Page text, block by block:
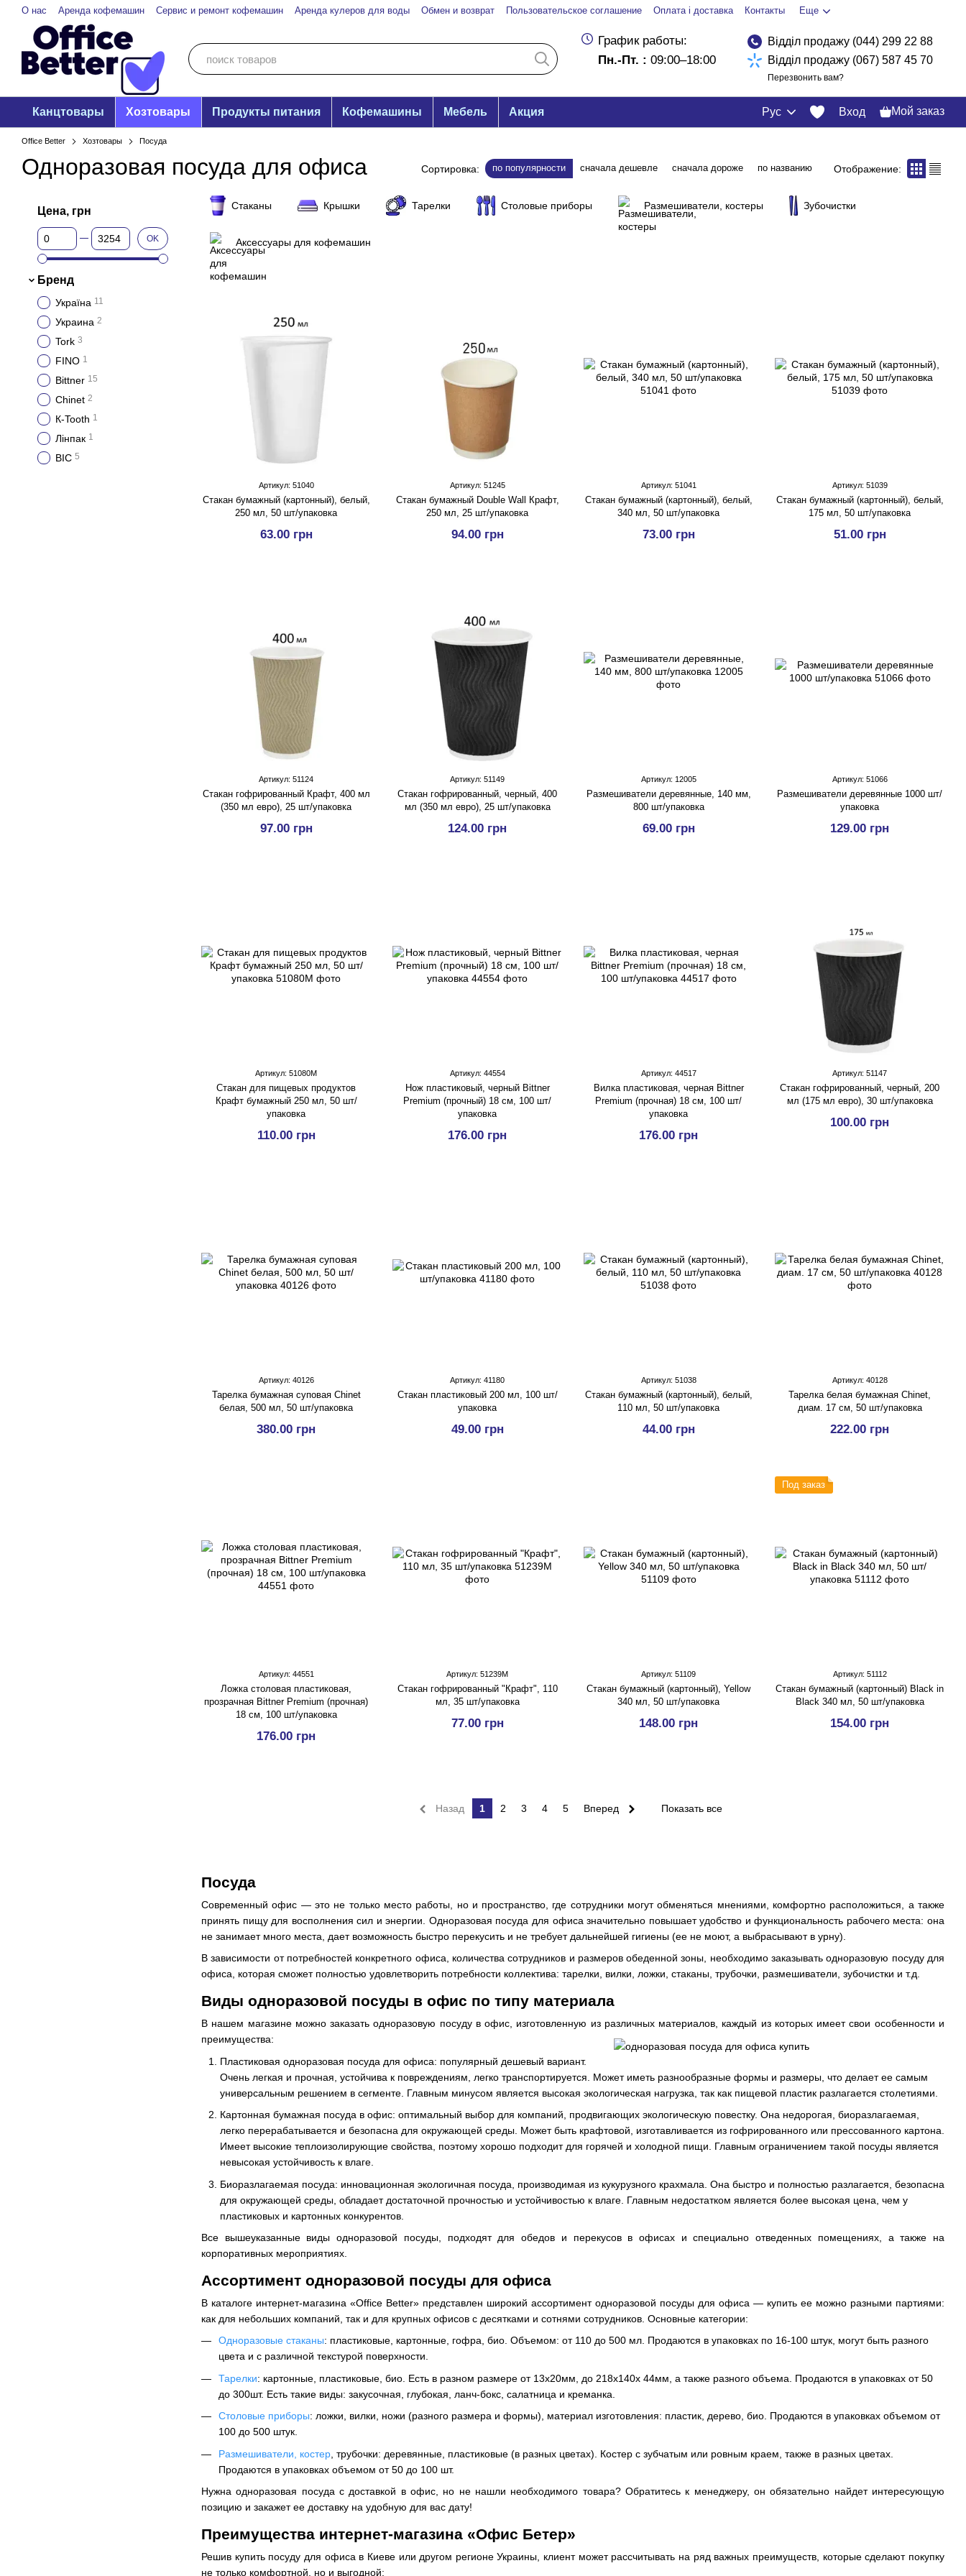
Перейти к основному контенту
О нас Аренда кофемашин Сервис и ремонт кофемашин Аренда кулеров для воды Обмен и возврат Пользовательское соглашение Оплата і доставка Контакты Еще
График работы:
Пн.-Пт. : 09:00–18:00
Відділ продажу (044) 299 22 88
Відділ продажу (067) 587 45 70
Перезвонить вам?
Канцтовары Хозтовары Продукты питания Кофемашины Мебель Акция Рус Вход Мой заказ
Office Better Хозтовары Посуда
Одноразовая посуда для офиса Сортировка: по популярности сначала дешевле сначала дороже по названию Отображение:
Стаканы Крышки Тарелки Столовые приборы Размешиватели, костеры Зубочистки
Аксессуары для кофемашин
Посуда
Современный офис — это не только место работы, но и пространство, где сотрудники могут обменяться мнениями, комфортно расположиться, а также
принять пищу для восполнения сил и энергии. Одноразовая посуда для офиса значительно повышает удобство и функциональность рабочего места: она
не занимает много места, дает возможность быстро перекусить и не требует дальнейшей гигиены (ее не моют, а выбрасывают в урну).
В зависимости от потребностей конкретного офиса, количества сотрудников и размеров обеденной зоны, необходимо заказывать одноразовую посуду для
офиса, которая сможет полностью удовлетворить потребности коллектива: тарелки, вилки, ложки, стаканы, трубочки, размешиватели, зубочистки и т.д.
Виды одноразовой посуды в офис по типу материала
В нашем магазине можно заказать одноразовую посуду в офис, изготовленную из различных материалов, каждый из которых имеет свои особенности и
преимущества:
Пластиковая одноразовая посуда для офиса: популярный дешевый вариант.
Очень легкая и прочная, устойчива к повреждениям, легко транспортируется. Может иметь разнообразные формы и размеры, что делает ее самым
универсальным решением в сегменте. Главным минусом является высокая экологическая нагрузка, так как пищевой пластик разлагается столетиями.
Картонная бумажная посуда в офис: оптимальный выбор для компаний, продвигающих экологическую повестку. Она недорогая, биоразлагаемая,
легко перерабатывается и безопасна для окружающей среды. Может быть крафтовой, изготавливается из гофрированного или прессованного картона.
Имеет высокие теплоизолирующие свойства, поэтому хорошо подходит для горячей и холодной пищи. Главным ограничением такой посуды является
невысокая устойчивость к влаге.
Биоразлагаемая посуда: инновационная экологичная посуда, производимая из кукурузного крахмала. Она быстро и полностью разлагается, безопасна
для окружающей среды, обладает достаточной прочностью и устойчивостью к влаге. Главным недостатком является более высокая цена, чем у
пластиковых и картонных конкурентов.
Все вышеуказанные виды одноразовой посуды, подходят для обедов и перекусов в офисах и специально отведенных помещениях, а также на
корпоративных мероприятиях.
Ассортимент одноразовой посуды для офиса
В каталоге интернет-магазина «Office Better» представлен широкий ассортимент одноразовой посуды для офиса — купить ее можно разными партиями:
как для небольших компаний, так и для крупных офисов с десятками и сотнями сотрудников. Основные категории:
Одноразовые стаканы: пластиковые, картонные, гофра, био. Объемом: от 110 до 500 мл. Продаются в упаковках по 16-100 штук, могут быть разного
цвета и с различной текстурой поверхности.
Тарелки: картонные, пластиковые, био. Есть в разном размере от 13х20мм, до 218х140х 44мм, а также разного объема. Продаются в упаковках от 50
до 300шт. Есть такие виды: закусочная, глубокая, ланч-бокс, салатница и креманка.
Столовые приборы: ложки, вилки, ножи (разного размера и формы), материал изготовления: пластик, дерево, био. Продаются в упаковках объемом от
100 до 500 штук.
Размешиватели, костер , трубочки: деревянные, пластиковые (в разных цветах). Костер с зубчатым или ровным краем, также в разных цветах.
Продаются в упаковках объемом от 50 до 100 шт.
Нужна одноразовая посуда с доставкой в офис, но не нашли необходимого товара? Обратитесь к менеджеру, он обязательно найдет интересующую
позицию и закажет ее доставку на удобную для вас дату!
Преимущества интернет-магазина «Офис Бетер»
Решив купить посуду для офиса в Киеве или другом регионе Украины, клиент может рассчитывать на ряд важных преимуществ, которые сделают покупку
не только комфортной, но и выгодной:
Артикул: 51040
Стакан бумажный (картонный), белый,
250 мл, 50 шт/упаковка
63.00 грн
Артикул: 51245
Стакан бумажный Double Wall Крафт,
250 мл, 25 шт/упаковка
94.00 грн
Артикул: 51041
Стакан бумажный (картонный), белый,
340 мл, 50 шт/упаковка
73.00 грн
Артикул: 51039
Стакан бумажный (картонный), белый,
175 мл, 50 шт/упаковка
51.00 грн
Артикул: 51124
Стакан гофрированный Крафт, 400 мл
(350 мл евро), 25 шт/упаковка
97.00 грн
Артикул: 51149
Стакан гофрированный, черный, 400
мл (350 мл евро), 25 шт/упаковка
124.00 грн
Артикул: 12005
Размешиватели деревянные, 140 мм,
800 шт/упаковка
69.00 грн
Артикул: 51066
Размешиватели деревянные 1000 шт/
упаковка
129.00 грн
Артикул: 51080М
Стакан для пищевых продуктов
Крафт бумажный 250 мл, 50 шт/
упаковка
110.00 грн
Артикул: 44554
Нож пластиковый, черный Bittner
Premium (прочный) 18 см, 100 шт/
упаковка
176.00 грн
Артикул: 44517
Вилка пластиковая, черная Bittner
Premium (прочная) 18 см, 100 шт/
упаковка
176.00 грн
Артикул: 51147
Стакан гофрированный, черный, 200
мл (175 мл евро), 30 шт/упаковка
100.00 грн
Артикул: 40126
Тарелка бумажная суповая Chinet
белая, 500 мл, 50 шт/упаковка
380.00 грн
Артикул: 41180
Стакан пластиковый 200 мл, 100 шт/
упаковка
49.00 грн
Артикул: 51038
Стакан бумажный (картонный), белый,
110 мл, 50 шт/упаковка
44.00 грн
Артикул: 40128
Тарелка белая бумажная Chinet,
диам. 17 см, 50 шт/упаковка
222.00 грн
Артикул: 44551
Ложка столовая пластиковая,
прозрачная Bittner Premium (прочная)
18 см, 100 шт/упаковка
176.00 грн
Артикул: 51239М
Стакан гофрированный "Крафт", 110
мл, 35 шт/упаковка
77.00 грн
Артикул: 51109
Стакан бумажный (картонный), Yellow
340 мл, 50 шт/упаковка
148.00 грн
Под заказ
Артикул: 51112
Стакан бумажный (картонный) Black in
Black 340 мл, 50 шт/упаковка
154.00 грн
Назад 1 2 3 4 5 Вперед Показать все
Цена, грн
От Цена, грн
До Цена, грн OK
Бренд
Україна 11
Украина 2
Tork 3
FINO 1
Bittner 15
Chinet 2
К-Tooth 1
Лінпак 1
BIC 5